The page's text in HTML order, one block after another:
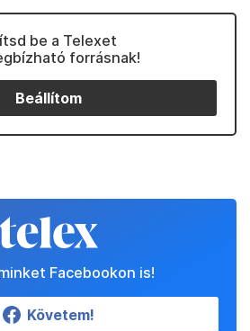
be a Telexet
forrásnak!
Beállítom
Facebookon is!
Követem!